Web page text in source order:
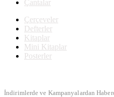
Çantalar
Çerçeveler
Defterler
Kitaplar
Mini Kitaplar
Posterler
İndirimlerde ve Kampanyalardan